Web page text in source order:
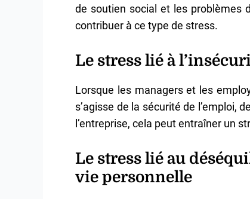
de soutien social et les problèmes
contribuer à ce type de stress.
Le stress lié à
Lorsque les managers et les
s’agisse de la sécurité de l’emploi,
l’entreprise, cela peut entraîner un
Le stress lié au
vie personnelle